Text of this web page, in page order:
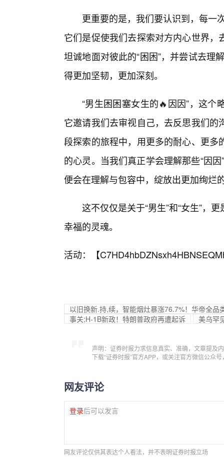
更重要的是，我们要认识到，每一
它们是促使我们去探索对方内心世界
坦诚地面对彼此的“困困”，并尝试去理
得更加坚韧，更加深刻。
“男生困困塞女生的🔥因因”，这
它邀请我们去审视自己，去反思我们
段探索的旅程中，用更多的耐心、更
的心灵。当我们真正学会理解那些“因
便会在理解与包容中，绽放出更加绚烂
这不仅仅是关于“男生”和“女生”，
幸福的灵魂。
活动：【
以旧换新.持,续，智能烟灶暴涨76.7%！华帝全品
事关;H-1B新政！特朗普政府再遭起诉
美乌罕
声明：证券时报力求信息真实、准确，文章提及
下载“证券时报”官方APP，或关注官方微信公众
网友评论
登录后可以发言
网友评论仅供其表达个人看法，并不表明证券时报立场